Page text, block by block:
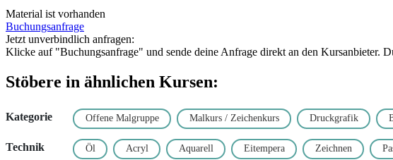
Material ist vorhanden
Buchungsanfrage
Jetzt unverbindlich anfragen:
Klicke auf "Buchungsanfrage" und sende deine Anfrage direkt an den Kursanbieter.
Stöbere in ähnlichen Kursen:
Kategorie Offene Malgruppe Malkurs / Zeichenkurs Druckgrafik
Technik Öl Acryl Aquarell Eitempera Zeichnen